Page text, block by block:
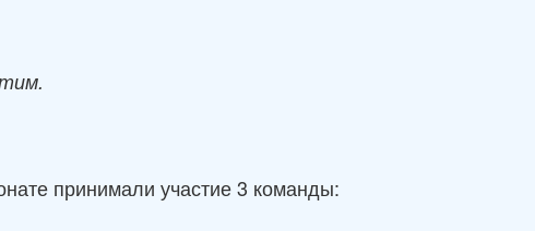
принимали участие 3 команды: